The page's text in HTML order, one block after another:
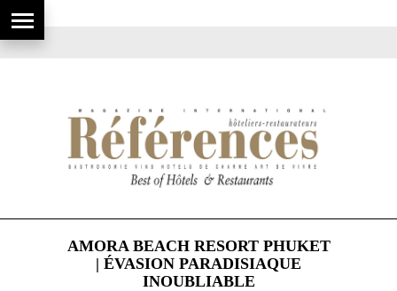
AMORA BEACH RESORT PHUKET
| ÉVASION PARADISIAQUE
INOUBLIABLE